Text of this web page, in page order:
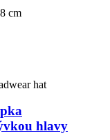
cm
hlavy